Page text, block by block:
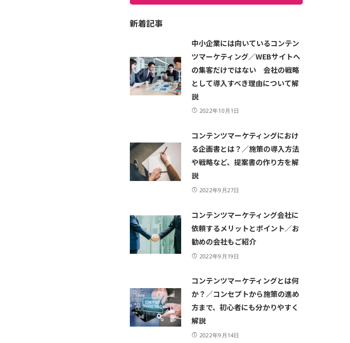
新着記事
中小企業には向いているコンテン
ツマーケティング／WEBサイトへ
の集客だけではない 会社の戦略
として導入すべき理由について解
説
2022年10月1日
コンテンツマーケティングにおけ
る企画書とは？／施策の導入方法
や戦略など、提案書の作り方を解
説
2022年9月27日
コンテンツマーケティング会社に
依頼するメリットとポイント／お
勧めの会社もご紹介
2022年9月19日
コンテンツマーケティングとは何
か？／コンセプトから施策の進め
方まで、初心者にも分かりやすく
解説
2022年9月14日